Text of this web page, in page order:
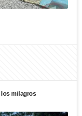
los milagros